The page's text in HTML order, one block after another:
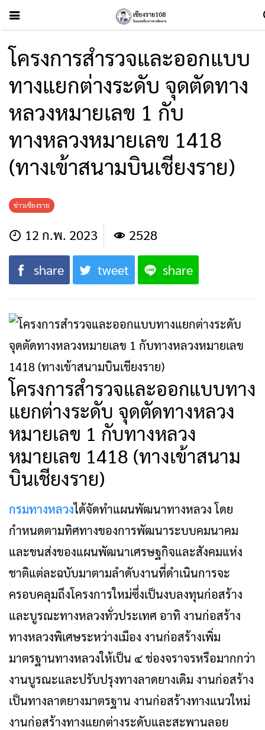
โครงการสำรวจและออกแบบ
ทางแยกต่างระดับ จุดตัดทาง
หลวงหมายเลข 1 กับ
ทางหลวงหมายเลข 1418
(ทางเข้าสนามบินเชียงราย)
ข่าวเชียงราย
12 ก.พ. 2023 2528
share tweet share
โครงการสำรวจและออกแบบทาง
แยกต่างระดับ จุดตัดทางหลวง
หมายเลข 1 กับทางหลวง
หมายเลข 1418 (ทางเข้าสนาม
บินเชียงราย)
กรมทางหลวงได้จัดทำแผนพัฒนาทางหลวง โดย
กำหนดตามทิศทางของการพัฒนาระบบคมนาคม
และขนส่งของแผนพัฒนาเศรษฐกิจและสังคมแห่ง
ชาติแต่ละฉบับมาตามลำดับงานที่ดำเนินการจะ
ครอบคลุมถึงโครงการใหม่ซึ่งเป็นงบลงทุนก่อสร้าง
และบูรณะทางหลวงทั่วประเทศ อาทิ งานก่อสร้าง
ทางหลวงพิเศษระหว่างเมือง งานก่อสร้างเพิ่ม
มาตรฐานทางหลวงให้เป็น ๔ ช่องจราจรหรือมากกว่า
งานบูรณะและปรับปรุงทางลาดยางเดิม งานก่อสร้าง
เป็นทางลาดยางมาตรฐาน งานก่อสร้างทางแนวใหม่
งานก่อสร้างทางแยกต่างระดับและสะพานลอย